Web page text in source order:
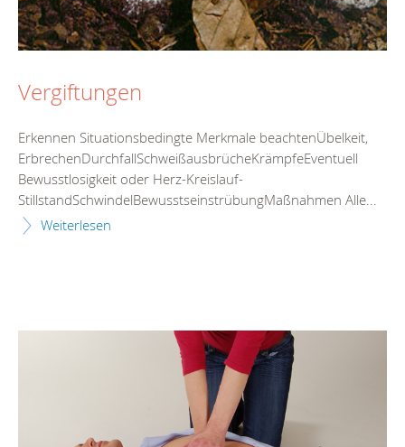
Vergiftungen
Erkennen Situationsbedingte Merkmale beachtenÜbelkeit,
ErbrechenDurchfallSchweißausbrücheKrämpfeEventuell
Bewusstlosigkeit oder Herz-Kreislauf-
StillstandSchwindelBewusstseinstrübungMaßnahmen Alle...
Weiterlesen